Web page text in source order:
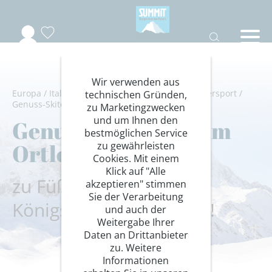
Europa / Italien Südtirol/Ortler Gruppe/ Wintersport /
Genuss-Skitouren
Genuss-Skitouren im
Ortlergebiet
zu Füßen von Ortler,
Königsspitze und Zebrù!
Wir verwenden aus
technischen Gründen,
zu Marketingzwecken
und um Ihnen den
bestmöglichen Service
zu gewährleisten
Cookies. Mit einem
Klick auf "Alle
akzeptieren" stimmen
Sie der Verarbeitung
und auch der
Weitergabe Ihrer
Daten an Drittanbieter
zu. Weitere
Informationen